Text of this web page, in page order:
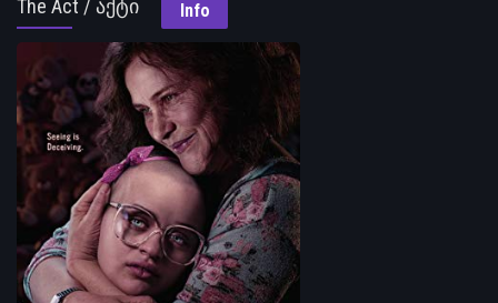
The Act / აქტი Info